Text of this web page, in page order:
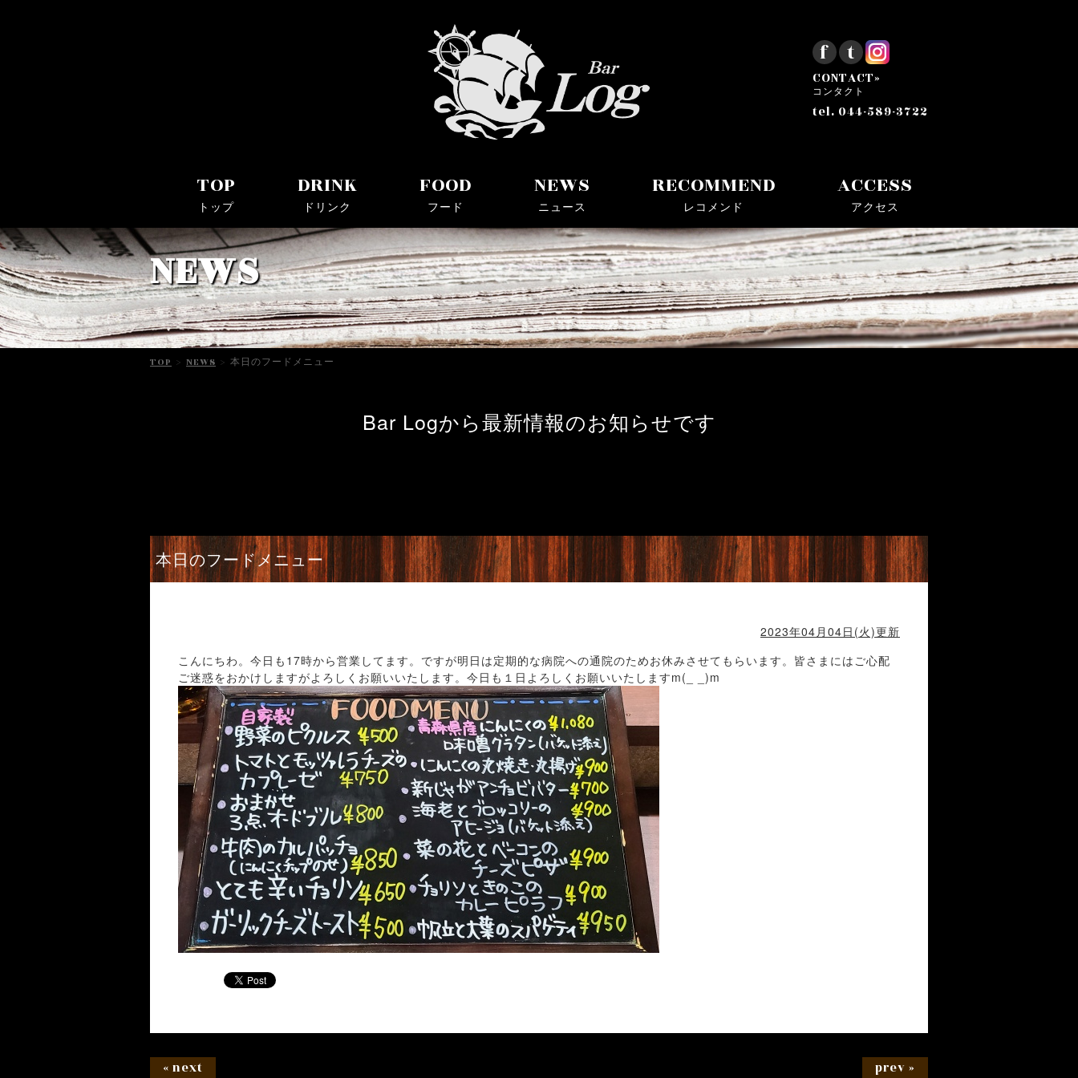
f t
CONTACT»
コンタクト
tel. 044-589-3722
TOP
トップ
DRINK
ドリンク
FOOD
フード
NEWS
ニュース
RECOMMEND
レコメンド
ACCESS
アクセス
NEWS
TOP > NEWS > 本日のフードメニュー
Bar Logから最新情報のお知らせです
本日のフードメニュー
2023年04月04日(火)更新
こんにちわ。今日も17時から営業してます。ですが明日は定期的な病院への通院のためお休みさせてもらいます。皆さまにはご心配
ご迷惑をおかけしますがよろしくお願いいたします。今日も１日よろしくお願いいたしますm(_ _)m
« next prev »